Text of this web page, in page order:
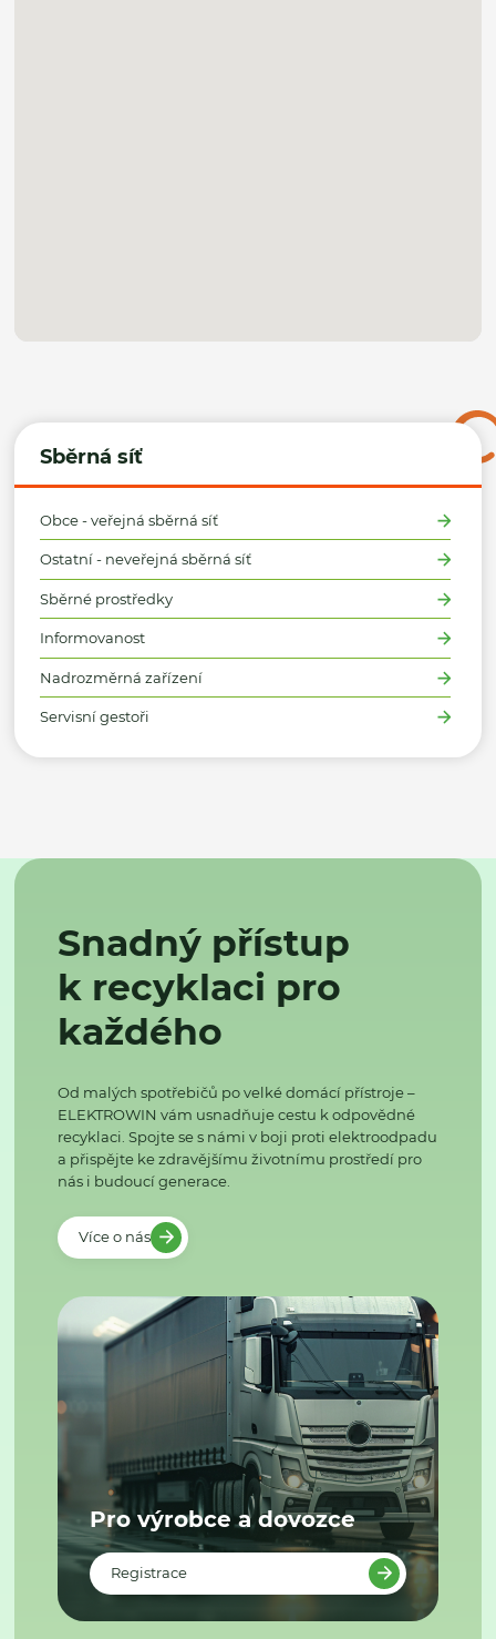
Sběrná síť
Obce - veřejná sběrná síť
Ostatní - neveřejná sběrná síť
Sběrné prostředky
Informovanost
Nadrozměrná zařízení
Servisní gestoři
Snadný přístup
k recyklaci pro
každého
Od malých spotřebičů po velké domácí přístroje –
ELEKTROWIN vám usnadňuje cestu k odpovědné
recyklaci. Spojte se s námi v boji proti elektroodpadu
a přispějte ke zdravějšímu životnímu prostředí pro
nás i budoucí generace.
Více o nás
Pro výrobce a dovozce
Registrace